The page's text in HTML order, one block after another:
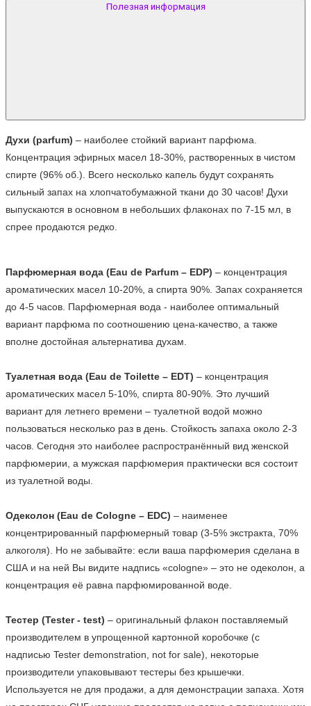
Полезная информация
Духи (parfum) – наиболее стойкий вариант парфюма.
Концентрация эфирных масел 18-30%, растворенных в чистом
спирте (96% об.). Всего несколько капель будут сохранять
сильный запах на хлопчатобумажной ткани до 30 часов! Духи
выпускаются в основном в небольших флаконах по 7-15 мл, в
спрее продаются редко.
Парфюмерная вода (Eau de Parfum – EDP) – концентрация
ароматических масел 10-20%, а спирта 90%. Запах сохраняется
до 4-5 часов. Парфюмерная вода - наиболее оптимальный
вариант парфюма по соотношению цена-качество, а также
вполне достойная альтернатива духам.
Туалетная вода (Eau de Toilette – EDT) – концентрация
ароматических масел 5-10%, спирта 80-90%. Это лучший
вариант для летнего времени – туалетной водой можно
пользоваться несколько раз в день. Стойкость запаха около 2-3
часов. Сегодня это наиболее распространённый вид женской
парфюмерии, а мужская парфюмерия практически вся состоит
из туалетной воды.
Одеколон (Eau de Cologne – EDC) – наименее
концентрированный парфюмерный товар (3-5% экстракта, 70%
алкоголя). Но не забывайте: если ваша парфюмерия сделана в
США и на ней Вы видите надпись «cologne» – это не одеколон, а
концентрация её равна парфюмированной воде.
Тестер (Tester - test) – оригинальный флакон поставляемый
производителем в упрощенной картонной коробочке (с
надписью Tester demonstration, not for sale), некоторые
производители упаковывают тестеры без крышечки.
Используется не для продажи, а для демонстрации запаха. Хотя